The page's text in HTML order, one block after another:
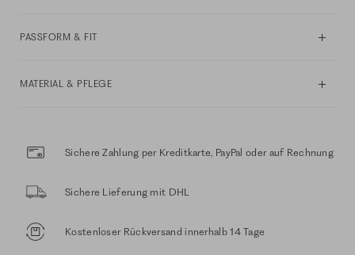
PASSFORM & FIT
MATERIAL & PFLEGE
Sichere Zahlung per Kreditkarte, PayPal oder auf Rechnung
Sichere Lieferung mit DHL
Kostenloser Rückversand innerhalb 14 Tage